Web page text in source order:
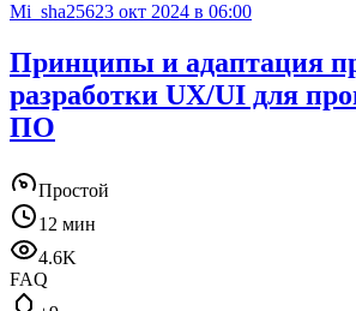
Mi_sha25623 окт 2024 в 06:00
Принципы и адаптация
разработки UX/UI для
ПО
Простой
12 мин
4.6K
FAQ